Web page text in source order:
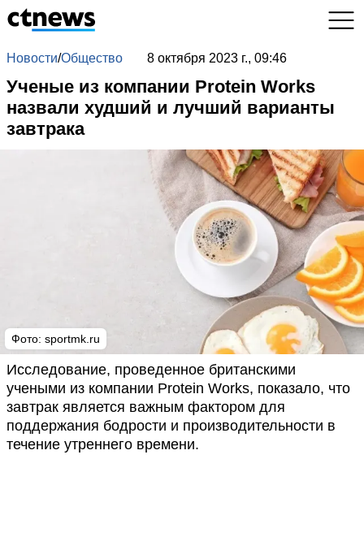
Новости/Общество 8 октября 2023 г., 09:46
Ученые из компании Protein Works
назвали худший и лучший варианты
завтрака
Фото: sportmk.ru
Исследование, проведенное британскими
учеными из компании Protein Works, показало, что
завтрак является важным фактором для
поддержания бодрости и производительности в
течение утреннего времени.